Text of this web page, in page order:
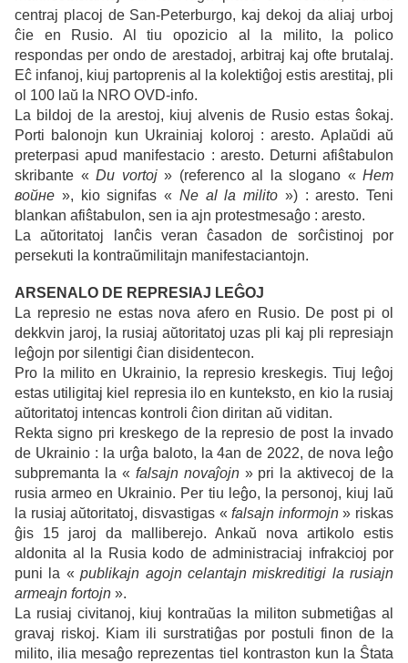
centraj placoj de San-Peterburgo, kaj dekoj da aliaj urboj
ĉie en Rusio. Al tiu opozicio al la milito, la polico
respondas per ondo de arestadoj, arbitraj kaj ofte brutalaj.
Eĉ infanoj, kiuj partoprenis al la kolektiĝoj estis arestitaj, pli
ol 100 laŭ la NRO OVD-info.
La bildoj de la arestoj, kiuj alvenis de Rusio estas ŝokaj.
Porti balonojn kun Ukrainiaj koloroj : aresto. Aplaŭdi aŭ
preterpasi apud manifestacio : aresto. Deturni afiŝtabulon
skribante « Du vortoj» (referenco al la slogano « Нет
войне », kio signifas « Ne al la milito ») : aresto. Teni
blankan afiŝtabulon, sen ia ajn protestmesaĝo : aresto.
La aŭtoritatoj lanĉis veran ĉasadon de sorĉistinoj por
persekuti la kontraŭmilitajn manifestaciantojn.
ARSENALO DE REPRESIAJ LEĜOJ
La represio ne estas nova afero en Rusio. De post pi ol
dekkvin jaroj, la rusiaj aŭtoritatoj uzas pli kaj pli represiajn
leĝojn por silentigi ĉian disidentecon.
Pro la milito en Ukrainio, la represio kreskegis. Tiuj leĝoj
estas utiligitaj kiel represia ilo en kunteksto, en kio la rusiaj
aŭtoritatoj intencas kontroli ĉion diritan aŭ viditan.
Rekta signo pri kreskego de la represio de post la invado
de Ukrainio : la urĝa baloto, la 4an de 2022, de nova leĝo
subpremanta la « falsajn novaĵojn» pri la aktivecoj de la
rusia armeo en Ukrainio. Per tiu leĝo, la personoj, kiuj laŭ
la rusiaj aŭtoritatoj, disvastigas «falsajn informojn» riskas
ĝis 15 jaroj da malliberejo. Ankaŭ nova artikolo estis
aldonita al la Rusia kodo de administraciaj infrakcioj por
puni la «publikajn agojn celantajn miskreditigi la rusiajn
armeajn fortojn ».
La rusiaj civitanoj, kiuj kontraŭas la militon submetiĝas al
gravaj riskoj. Kiam ili surstratiĝas por postuli finon de la
milito, ilia mesaĝo reprezentas tiel kontraston kun la Ŝtata